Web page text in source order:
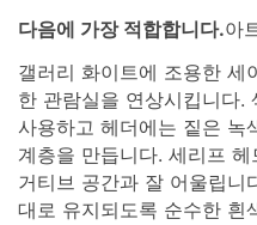
다음에 가장 적합합니다.아
갤러리 화이트에 조용한 세
한 관람실을 연상시킵니다.
사용하고 헤더에는 짙은 녹
계층을 만듭니다. 세리프
거티브 공간과 잘 어울립니
대로 유지되도록 순수한 흰